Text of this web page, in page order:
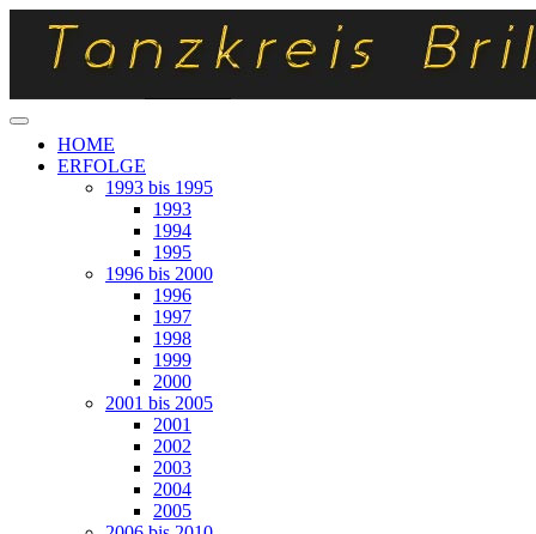
HOME
ERFOLGE
1993 bis 1995
1993
1994
1995
1996 bis 2000
1996
1997
1998
1999
2000
2001 bis 2005
2001
2002
2003
2004
2005